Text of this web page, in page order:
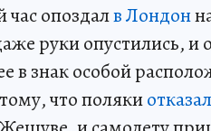
час опоздалв Лондон
руки опустились, и
в знак особой
что поляки